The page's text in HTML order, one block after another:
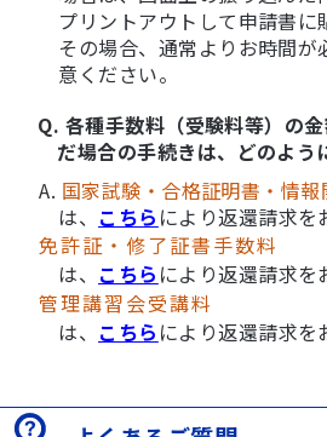
プリントアウトして申請書に
その場合、通常よりお時間が
意ください。
Q. 各種手数料（受験料等）の
だ場合の手続きは、どのよう
A. 国家試験・合格証明書・情報
は、 こちら により返還請求を
免許証・修了証書手
は、 こちら により返還請求を
管理講習会受講
は、 こちら により返還請求を